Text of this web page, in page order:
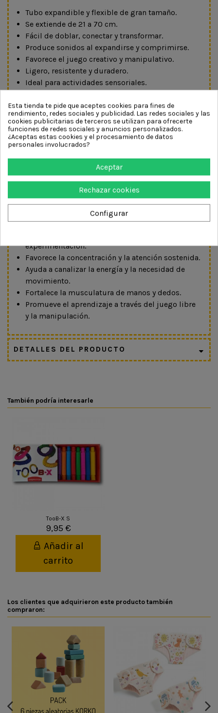
Tubo expandible y flexible de gran tamaño.
Se extiende de 21 a 70 cm.
Fácil de doblar, conectar y transformar.
Produce sonidos al expandirse y comprimirse.
Favorece el juego creativo y manipulativo.
Ligero, resistente y duradero.
Ideal para actividades sensoriales.
Se envía un color aleatorio.
Precio por unidad.
Función pedagógica
Estimula la creatividad y la imaginación.
Favorece la exploración sensorial a través del
sonido y el movimiento.
Potencia la percepción espacial y el pensamiento
constructivo.
experimentación.
Favorece la concentración y la atención sostenida.
Ayuda a canalizar la energía y la necesidad de
movimiento.
Fortalece la musculatura de manos y dedos.
Promueve el aprendizaje a través del juego libre
y la manipulación.
DETALLES DEL PRODUCTO
También podría interesarle
TooB-X S
9,95 €
Añadir al
carrito
Los clientes que adquirieron este producto también
compraron:
Esta tienda te pide que aceptes cookies para fines de
rendimiento, redes sociales y publicidad. Las redes sociales y las
cookies publicitarias de terceros se utilizan para ofrecerte
funciones de redes sociales y anuncios personalizados.
¿Aceptas estas cookies y el procesamiento de datos
personales involucrados?
Aceptar
Rechazar cookies
Configurar